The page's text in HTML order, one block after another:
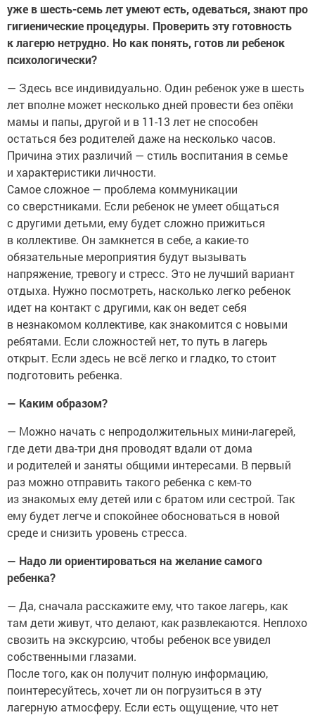
уже в шесть-семь лет умеют есть, одеваться, знают про
гигиенические процедуры. Проверить эту готовность
к лагерю нетрудно. Но как понять, готов ли ребенок
психологически?
— Здесь все индивидуально. Один ребенок уже в шесть
лет вполне может несколько дней провести без опёки
мамы и папы, другой и в 11-13 лет не способен
остаться без родителей даже на несколько часов.
Причина этих различий — стиль воспитания в семье
и характеристики личности.
Самое сложное — проблема коммуникации
со сверстниками. Если ребенок не умеет общаться
с другими детьми, ему будет сложно прижиться
в коллективе. Он замкнется в себе, а какие-то
обязательные мероприятия будут вызывать
напряжение, тревогу и стресс. Это не лучший вариант
отдыха. Нужно посмотреть, насколько легко ребенок
идет на контакт с другими, как он ведет себя
в незнакомом коллективе, как знакомится с новыми
ребятами. Если сложностей нет, то путь в лагерь
открыт. Если здесь не всё легко и гладко, то стоит
подготовить ребенка.
— Каким образом?
— Можно начать с непродолжительных мини-лагерей,
где дети два-три дня проводят вдали от дома
и родителей и заняты общими интересами. В первый
раз можно отправить такого ребенка с кем-то
из знакомых ему детей или с братом или сестрой. Так
ему будет легче и спокойнее обосноваться в новой
среде и снизить уровень стресса.
— Надо ли ориентироваться на желание самого
ребенка?
— Да, сначала расскажите ему, что такое лагерь, как
там дети живут, что делают, как развлекаются. Неплохо
свозить на экскурсию, чтобы ребенок все увидел
собственными глазами.
После того, как он получит полную информацию,
поинтересуйтесь, хочет ли он погрузиться в эту
лагерную атмосферу. Если есть ощущение, что нет